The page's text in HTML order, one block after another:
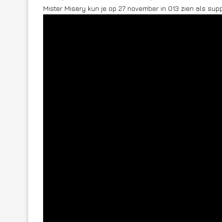
Mister Misery kun je op 27 november in 013 zien als